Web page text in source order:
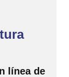
línea de